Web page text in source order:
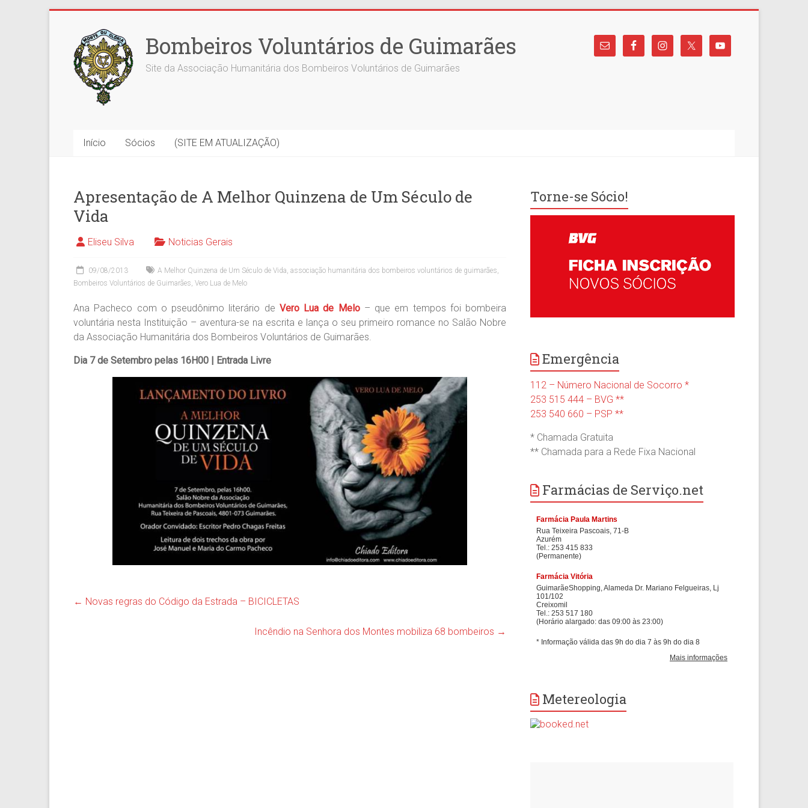
content
Bombeiros Voluntários de Guimarães
Site da Associação Humanitária dos Bombeiros Voluntários de Guimarães
Início Sócios (SITE EM ATUALIZAÇÃO)
Apresentação de A Melhor Quinzena de Um Século de
Vida
Eliseu Silva Noticias Gerais
09/08/2013 A Melhor Quinzena de Um Século de Vida, associação humanitária dos bombeiros voluntários de guimarães,
Bombeiros Voluntários de Guimarães, Vero Lua de Melo
Ana Pacheco com o pseudônimo literário de Vero Lua de Melo– que em tempos foi bombeira
voluntária nesta Instituição – aventura-se na escrita e lança o seu primeiro romance no Salão Nobre
da Associação Humanitária dos Bombeiros Voluntários de Guimarães.
Dia 7 de Setembro pelas 16H00 | Entrada Livre
← Novas regras do Código da Estrada – BICICLETAS
Incêndio na Senhora dos Montes mobiliza 68 bombeiros →
Torne-se Sócio!
Emergência
112 – Número Nacional de Socorro *
253 515 444 – BVG **
253 540 660 – PSP **
* Chamada Gratuita
** Chamada para a Rede Fixa Nacional
Farmácias de Serviço.net
Metereologia